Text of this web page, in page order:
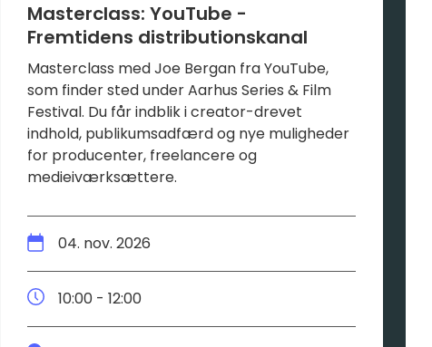
Masterclass: YouTube -
Fremtidens distributionskanal
Masterclass med Joe Bergan fra YouTube,
som finder sted under Aarhus Series & Film
Festival. Du får indblik i creator-drevet
indhold, publikumsadfærd og nye muligheder
for producenter, freelancere og
medieiværksættere.
04. nov. 2026
10:00 - 12:00